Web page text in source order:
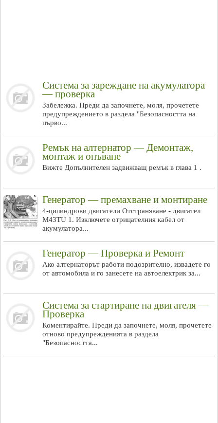
Система за зареждане на акумулатора
— проверка
Забележка. Преди да започнете, моля, прочетете
предупреждението в раздела "Безопасността на
първо...
Ремък на алтернатор — Демонтаж,
монтаж и опъване
Вижте Допълнителен задвижващ ремък в глава 1 .
Генератор — премахване и монтиране
4-цилиндрови двигатели Отстраняване - двигател
M43TU 1. Изключете отрицателния кабел от
акумулатора...
Генератор — Проверка и Ремонт
Ако алтернаторът работи подозрително, извадете го
от автомобила и го занесете на автоелектрик за...
Система за стартиране на двигателя —
Проверка
Коментирайте. Преди да започнете, моля, прочетете
отново предупрежденията в раздела
"Безопасността...